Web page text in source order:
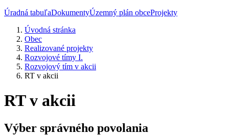
Úradná tabuľaDokumentyÚzemný plán obceProjekty
Úvodná stránka
Obec
Realizované projekty
Rozvojové tímy I.
Rozvojový tím v akcii
RT v akcii
RT v akcii
Výber správného povolania